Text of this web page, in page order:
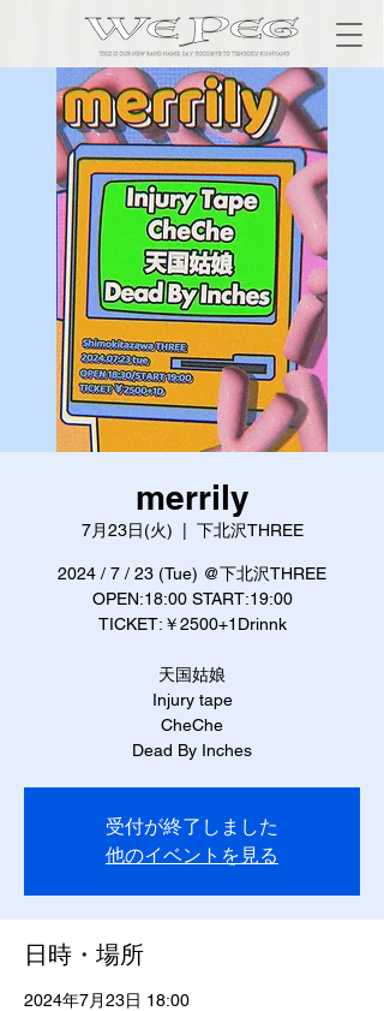
merrily
7月23日(火) 下北沢THREE
2024 / 7 / 23 (Tue) @下北沢THREE
OPEN:18:00 START:19:00
TICKET:￥2500+1Drinnk
天国姑娘
Injury tape
CheChe
Dead By Inches
受付が終了しました
他のイベントを見る
日時・場所
2024年7月23日 18:00